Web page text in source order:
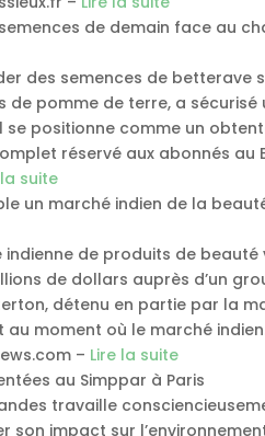
de demain face au
des semences de betterave
de pomme de terre, a
se positionne comme un
réservé aux abonnés au
suite
un marché indien de la
indienne de produits de
de dollars auprès d’un
détenu en partie par la
au moment où le marché
– Lire la suite
au Simppar à Paris
travaille
son impact sur